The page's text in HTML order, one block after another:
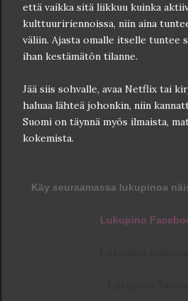
että vaikka sitä liikkuu kuinka
kulttuuririennoissa, niin aina
väliin. Ajasta omalle itselle tuntee
ihan kestämätön tilanne.
Jää siis sohvalle, avaa Netflix tai
haluaa lähteä johonkin, niin
Suomi on täynnä myös ilmaista,
kokemista.
Käy seuraamassa lukupinoa
Lukupino